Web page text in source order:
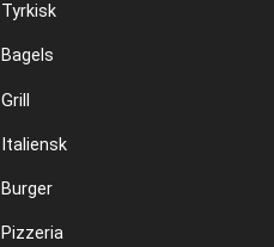
Tyrkisk
Bagels
Grill
Italiensk
Burger
Pizzeria